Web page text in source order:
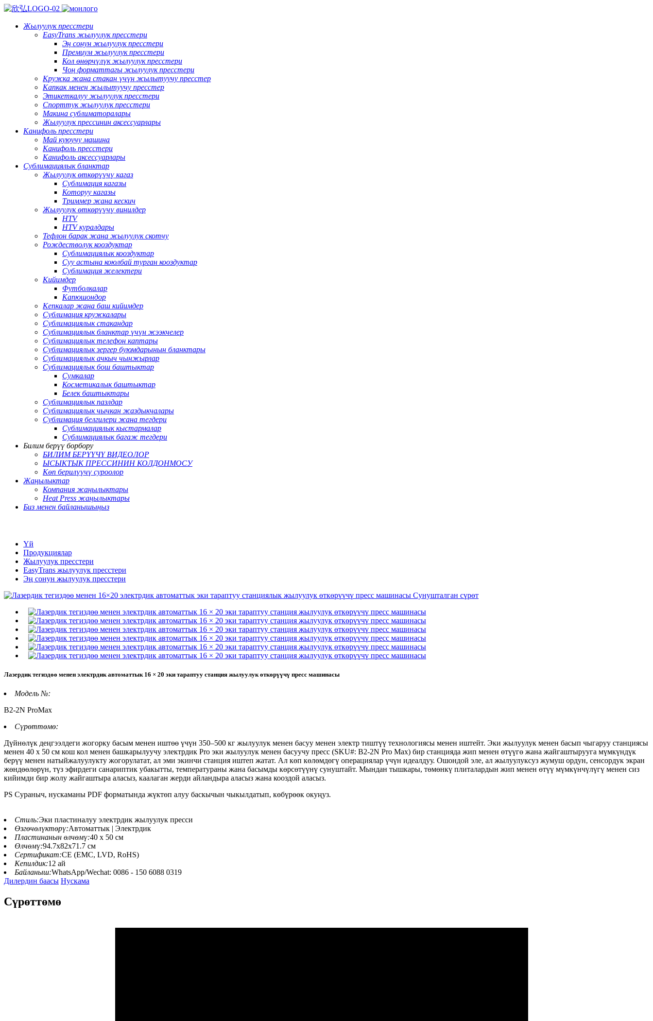
Жылуулук пресстери
EasyTrans жылуулук пресстери
Эң сонун жылуулук пресстери
Премиум жылуулук пресстери
Кол өнөрчүлүк жылуулук пресстери
Чоң форматтагы жылуулук пресстери
Кружка жана стакан үчүн жылытуучу пресстер
Капкак менен жылытуучу пресстер
Этикеткалуу жылуулук пресстери
Спорттук жылуулук пресстери
Макина сублиматоралары
Жылуулук прессинин аксессуарлары
Канифоль пресстери
Май куюучу машина
Канифоль пресстери
Канифоль аксессуарлары
Сублимациялык бланктар
Жылуулук өткөрүүчү кагаз
Сублимация кагазы
Которуу кагазы
Триммер жана кескич
Жылуулук өткөрүүчү винилдер
HTV
HTV куралдары
Тефлон барак жана жылуулук скотчу
Рождестволук кооздуктар
Сублимациялык кооздуктар
Суу астына коюлбай турган кооздуктар
Сублимация желектери
Кийимдер
Футболкалар
Капюшондор
Кепкалар жана баш кийимдер
Сублимация кружкалары
Сублимациялык стакандар
Сублимациялык бланктар үчүн жээкчелер
Сублимациялык телефон каптары
Сублимациялык зергер буюмдарынын бланктары
Сублимациялык ачкыч чынжырлар
Сублимациялык бош баштыктар
Сумкалар
Косметикалык баштыктар
Белек баштыктары
Сублимациялык пазлдар
Сублимациялык чычкан жаздыкчалары
Сублимация белгилери жана тегдери
Сублимациялык кыстармалар
Сублимациялык багаж тегдери
Билим берүү борбору
БИЛИМ БЕРҮҮЧҮ ВИДЕОЛОР
ЫСЫКТЫК ПРЕССИНИН КОЛДОНМОСУ
Көп берилүүчү суроолор
Жаңылыктар
Компания жаңылыктары
Heat Press жаңылыктары
Биз менен байланышыңыз
Үй
Продукциялар
Жылуулук пресстери
EasyTrans жылуулук пресстери
Эң сонун жылуулук пресстери
Лазердик тегиздөө менен электрдик автоматтык 16 × 20 эки тараптуу станция жылуулук өткөрүүчү пресс машинасы
Модель №:
B2-2N ProMax
Сүрөттөмө:
Дүйнөлүк деңгээлдеги жогорку басым менен иштөө үчүн 350–500 кг жылуулук менен басуу менен электр тиштүү технологиясы менен иштейт. Эки жылуулук менен басып чыгаруу станциясы
менен 40 x 50 см кош кол менен башкарылуучу электрдик Pro эки жылуулук менен басуучу пресс (SKU#: B2-2N Pro Max) бир станцияда жип менен өтүүгө жана жайгаштырууга мүмкүндүк
берүү менен натыйжалуулукту жогорулатат, ал эми экинчи станция иштеп жатат. Ал көп көлөмдөгү операциялар үчүн идеалдуу. Ошондой эле, ал жылуулуксуз жумуш ордун, сенсордук экран
жөндөөлөрүн, түз эфирдеги санариптик убакытты, температураны жана басымды көрсөтүүнү сунуштайт. Мындан тышкары, төмөнкү плиталардын жип менен өтүү мүмкүнчүлүгү менен сиз
кийимди бир жолу жайгаштыра аласыз, каалаган жерди айландыра аласыз жана кооздой аласыз.
PS Сураныч, нускаманы PDF форматында жүктөп алуу баскычын чыкылдатып, көбүрөөк окуңуз.
Стиль:Эки пластиналуу электрдик жылуулук пресси
Өзгөчөлүктөрү:Автоматтык | Электрдик
Пластинанын өлчөмү:40 x 50 см
Өлчөмү:94.7x82x71.7 см
Сертификат:CE (EMC, LVD, RoHS)
Кепилдик:12 ай
Байланыш:WhatsApp/Wechat: 0086 - 150 6088 0319
Дилердин баасы Нускама
Сүрөттөмө